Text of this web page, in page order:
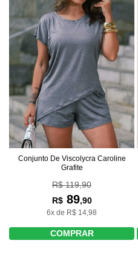
Conjunto De Viscolycra Caroline
Grafite
R$ 119,90
R$89,90
6x de R$ 14,98
COMPRAR